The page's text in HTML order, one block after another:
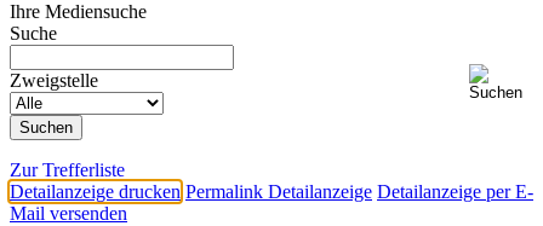
Ihre Mediensuche
Suche
Zweigstelle
Zur Trefferliste
Detailanzeige drucken Permalink Detailanzeige Detailanzeige per E-
Mail versenden